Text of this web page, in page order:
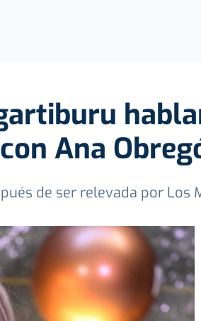
Ana
de ser relevada por Los